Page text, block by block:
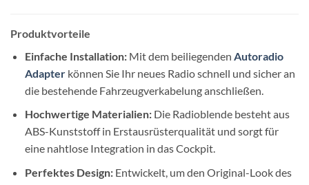
Produktvorteile
Einfache Installation:Mit dem beiliegenden Autoradio
Adapterkönnen Sie Ihr neues Radio schnell und sicher an
die bestehende Fahrzeugverkabelung anschließen.
Hochwertige Materialien:Die Radioblende besteht aus
ABS-Kunststoff in Erstausrüsterqualität und sorgt für
eine nahtlose Integration in das Cockpit.
Perfektes Design:Entwickelt, um den Original-Look des